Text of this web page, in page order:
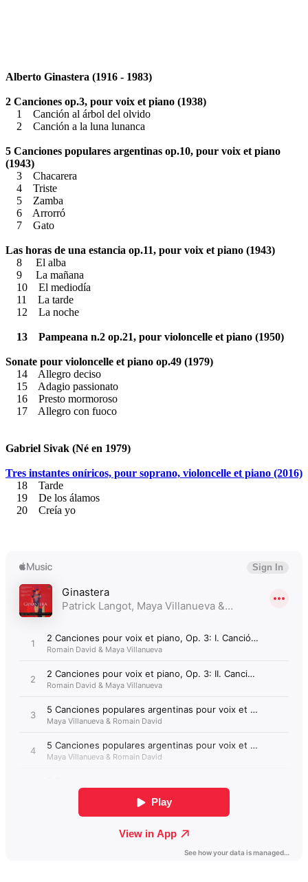
Alberto Ginastera (1916 - 1983)
2 Canciones op.3, pour voix et piano (1938)
1 Canción al árbol del olvido
2 Canción a la luna lunanca
5 Canciones populares argentinas op.10, pour voix et piano
(1943)
3 Chacarera
4 Triste
5 Zamba
6 Arrorró
7 Gato
Las horas de una estancia op.11, pour voix et piano (1943)
8 El alba
9 La mañana
10 El mediodía
11 La tarde
12 La noche
13 Pampeana n.2 op.21, pour violoncelle et piano (1950)
Sonate pour violoncelle et piano op.49 (1979)
14 Allegro deciso
15 Adagio passionato
16 Presto mormoroso
17 Allegro con fuoco
Gabriel Sivak (Né en 1979)
Tres instantes oníricos, pour soprano, violoncelle et piano (2016)
18 Tarde
19 De los álamos
20 Creía yo